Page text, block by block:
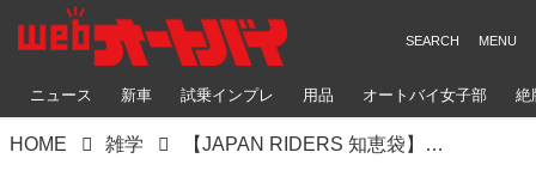
ニュース 新車 試乗インプレ 用品 オートバイ女子部 絶
HOME 雑学 【JAPAN RIDERS 知恵袋】胸部プロテクターを装着しよう！